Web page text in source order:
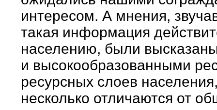
интересом. А мнения,
такая информация
населению, были
и высокообразованными
ресурсных слоев
несколько отличаются от